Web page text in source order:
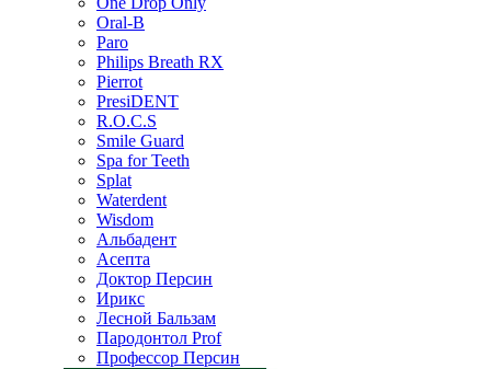
Oral-B
Paro
Philips Breath RX
Pierrot
PresiDENT
R.O.C.S
Smile Guard
Spa for Teeth
Splat
Waterdent
Wisdom
Альбадент
Асепта
Доктор Персин
Ирикс
Лесной Бальзам
Пародонтол Prof
Профессор Персин